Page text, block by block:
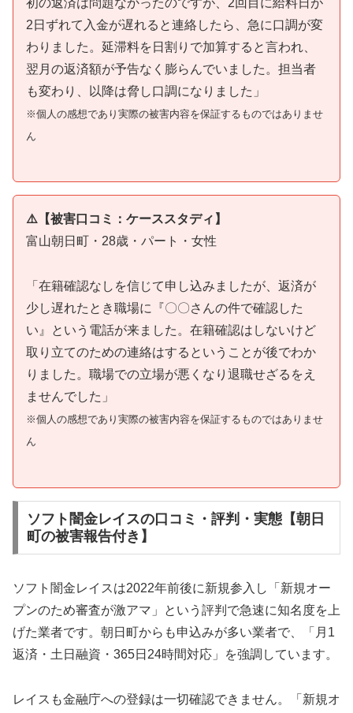
2日ずれて入金が遅れると連絡したら、急に口調が変
わりました。延滞料を日割りで加算すると言われ、
翌月の返済額が予告なく膨らんでいました。担当者
も変わり、以降は脅し口調になりました」
※個人の感想であり実際の被害内容を保証するものではありませ
ん
⚠️【被害口コミ：ケーススタディ】
富山朝日町・28歳・パート・女性
「在籍確認なしを信じて申し込みましたが、返済が
少し遅れたとき職場に『〇〇さんの件で確認した
い』という電話が来ました。在籍確認はしないけど
取り立てのための連絡はするということが後でわか
りました。職場での立場が悪くなり退職せざるをえ
ませんでした」
※個人の感想であり実際の被害内容を保証するものではありませ
ん
ソフト闇金レイスの口コミ・評判・実態【朝日
町の被害報告付き】
ソフト闇金レイスは2022年前後に新規参入し「新規オー
プンのため審査が激アマ」という評判で急速に知名度を上
げた業者です。朝日町からも申込みが多い業者で、「月1
返済・土日融資・365日24時間対応」を強調しています。
レイスも金融庁への登録は一切確認できません。「新規オ